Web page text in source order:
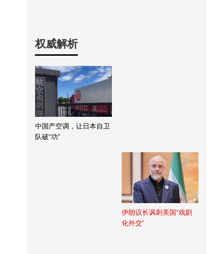
权威解析
中国产空调，让日本自卫
队破“功”
伊朗议长讽刺美国“戏剧
化外交”